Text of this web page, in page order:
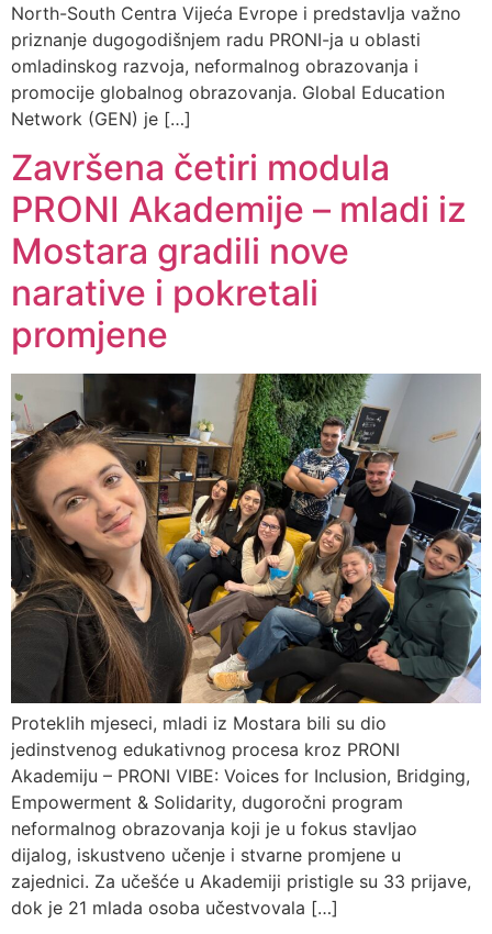
North-South Centra Vijeća Evrope i predstavlja važno
priznanje dugogodišnjem radu PRONI-ja u oblasti
omladinskog razvoja, neformalnog obrazovanja i
promocije globalnog obrazovanja. Global Education
Network (GEN) je […]
Završena četiri modula
PRONI Akademije – mladi iz
Mostara gradili nove
narative i pokretali
promjene
Proteklih mjeseci, mladi iz Mostara bili su dio
jedinstvenog edukativnog procesa kroz PRONI
Akademiju – PRONI VIBE: Voices for Inclusion, Bridging,
Empowerment & Solidarity, dugoročni program
neformalnog obrazovanja koji je u fokus stavljao
dijalog, iskustveno učenje i stvarne promjene u
zajednici. Za učešće u Akademiji pristigle su 33 prijave,
dok je 21 mlada osoba učestvovala […]